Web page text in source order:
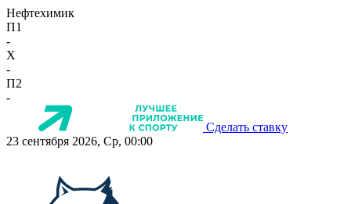
Нефтехимик
П1
-
X
-
П2
-
Сделать ставку
23 сентября 2026, Ср, 00:00